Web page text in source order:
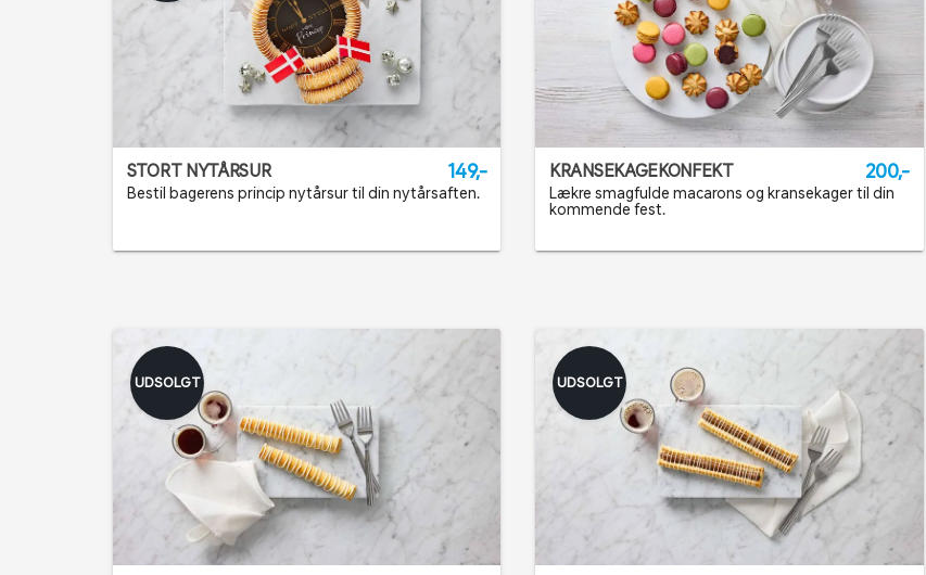
STORT NYTÅRSUR 149,-
Bestil bagerens princip nytårsur til din nytårsaften.
KRANSEKAGEKONFEKT 200,-
Lækre smagfulde macarons og kransekager til din
kommende fest.
UDSOLGT UDSOLGT